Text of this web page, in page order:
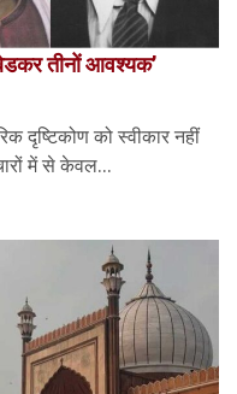
तीनों आवश्यक’
दृष्टिकोण को स्वीकार नहीं
में से केवल...